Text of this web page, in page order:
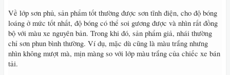
Về lớp sơn phủ, sản phẩm tốt thường được sơn tĩnh điện, cho độ bóng
loáng ở mức tốt nhất, độ bóng có thể soi gương được và nhìn rất đồng
bộ với màu xe nguyên bản. Trong khi đó, sản phẩm giả, nhái thường
chỉ sơn phun bình thường. Ví dụ, mặc dù cũng là màu trắng nhưng
nhìn không mượt mà, mịn màng so với lớp màu trắng của chiếc xe bán
tải.